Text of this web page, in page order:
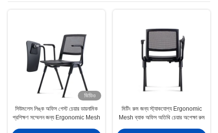
ভিডিও
সিউমলেস লিঙ্ক অফিস গেস্ট চেয়ার ডায়নামিক
প্রশিক্ষণ সম্মেলন জন্য Ergonomic Mesh
মিটিং রুম জন্য স্ট্যাকযোগ্য Ergonomic
Mesh ব্যাক অফিস অতিথি চেয়ার অপেক্ষা রুম